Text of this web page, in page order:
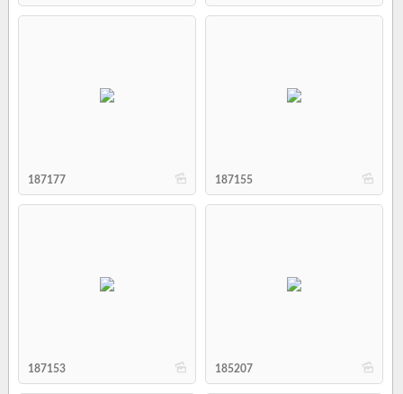
b
187177 b
187155
b
187153 b
185207